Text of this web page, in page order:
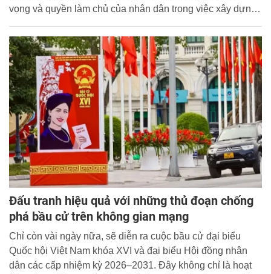
vọng và quyền làm chủ của nhân dân trong việc xây dựng
là mục tiêu, động lực của sự phát triển đất nước ta.
Nguyên tắc dân chủ trong bầu cử ở nước ta thể hiện rõ ở
quyền bình đẳng của mỗi công dân và ở hình thức, cách
thức thực hiện bầu cử. Tuy nhiên, trước thềm cuộc bầu cử
đại biểu Quốc hội khóa XVI và đại biểu HĐND các cấp
nhiệm kỳ 2026-2031, các thế lực thù địch gia tăng xuyên
tạc, cho rằng bầu cử ở Việt Nam không dân chủ, không có
cạnh tranh, không có tự do lựa chọn... Đây là sự đánh tráo
khái niệm, cố tình phủ nhận bản chất cuộc bầu cử.
Đấu tranh hiệu quả với những thủ đoạn chống
phá bầu cử trên không gian mạng
Chỉ còn vài ngày nữa, sẽ diễn ra cuộc bầu cử đại biểu
Quốc hội Việt Nam khóa XVI và đại biểu Hội đồng nhân
dân các cấp nhiệm kỳ 2026–2031. Đây không chỉ là hoạt